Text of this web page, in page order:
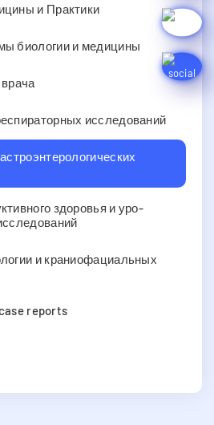
и Практики
биологии и медицины
исследований
здоровья и уро-
и краниофациальных
reports